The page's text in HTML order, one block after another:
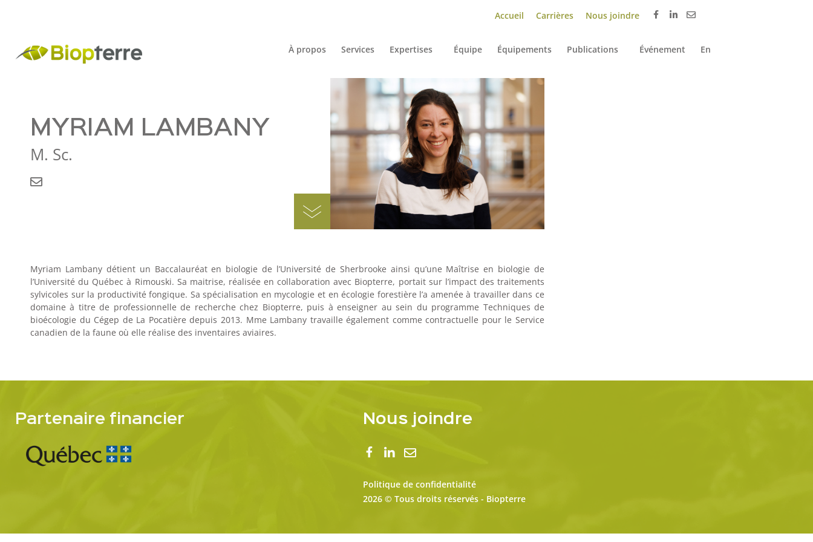
Accueil Carrières Nous joindre
À propos Services Expertises Équipe Équipements Publications Événement En
MYRIAM LAMBANY
M. Sc.
Myriam Lambany détient un Baccalauréat en biologie de l’Université de Sherbrooke ainsi qu’une Maîtrise en biologie de
l’Université du Québec à Rimouski. Sa maitrise, réalisée en collaboration avec Biopterre, portait sur l’impact des traitements
sylvicoles sur la productivité fongique. Sa spécialisation en mycologie et en écologie forestière l’a amenée à travailler dans ce
domaine à titre de professionnelle de recherche chez Biopterre, puis à enseigner au sein du programme Techniques de
bioécologie du Cégep de La Pocatière depuis 2013. Mme Lambany travaille également comme contractuelle pour le Service
canadien de la faune où elle réalise des inventaires aviaires.
Partenaire financier Nous joindre
Politique de confidentialité
2026 © Tous droits réservés - Biopterre